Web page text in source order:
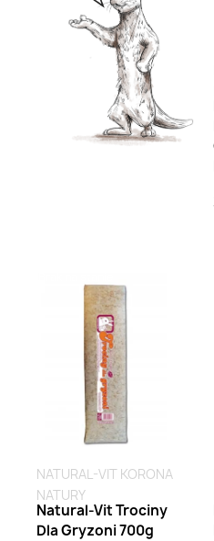
NATURAL-VIT KORONA
NATURY
Natural-Vit Trociny
Dla Gryzoni 700g